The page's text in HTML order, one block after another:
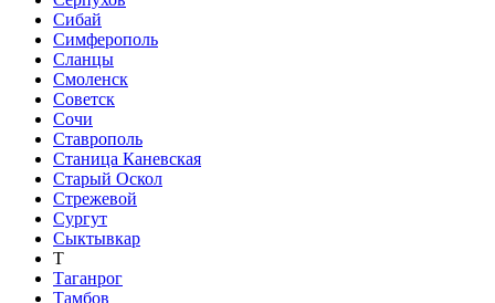
Сибай
Симферополь
Сланцы
Смоленск
Советск
Сочи
Ставрополь
Станица Каневская
Старый Оскол
Стрежевой
Сургут
Сыктывкар
Т
Таганрог
Тамбов